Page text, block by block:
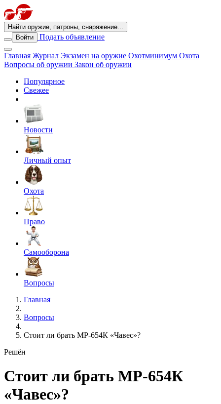
Найти оружие, патроны, снаряжение...
Войти
Подать объявление
Главная Журнал Экзамен на оружие Охотминимум Охота
Вопросы об оружии Закон об оружии
Популярное
Свежее
Новости
Личный опыт
Охота
Право
Самооборона
Вопросы
Главная
Вопросы
Стоит ли брать МР-654К «Чавес»?
Решён
Стоит ли брать МР-654К
«Чавес»?